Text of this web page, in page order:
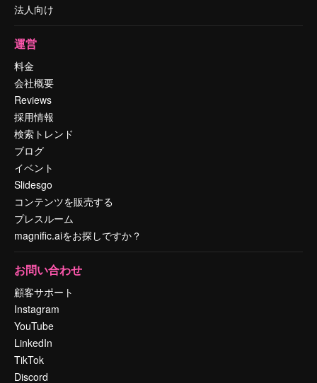
法人向け
運営
料金
会社概要
Reviews
採用情報
検索トレンド
ブログ
イベント
Slidesgo
コンテンツを販売する
プレスルーム
magnific.aiをお探しですか？
お問い合わせ
顧客サポート
Instagram
YouTube
LinkedIn
TikTok
Discord